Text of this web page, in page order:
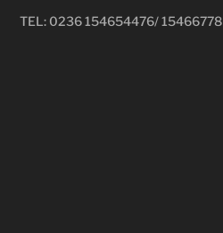
TEL: 0236 154654476/ 15466778